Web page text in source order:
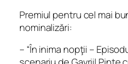
Premiul pentru cel mai
nominalizări:
– “În inima nopţii –